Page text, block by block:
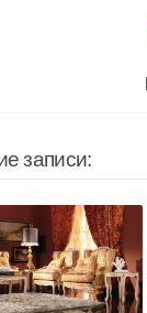
записи: